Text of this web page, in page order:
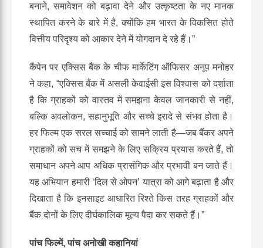
बनाने, समावेशन को बढ़ावा देने और उत्कृष्टता के नए मानक
स्थापित करने के बारे में है, क्योंकि हम भारत के विकसित होते
वित्तीय परिदृश्य को आकार देने में योगदान दे रहे हैं।”
कैंपेन पर एक्सिस बैंक के चीफ मार्केटिंग ऑफिसर अनूप मनोहर
ने कहा, “एक्सिस बैंक में असली केवाईसी इस विश्वास को दर्शाता
है कि ग्राहकों को वास्तव में समझना केवल जानकारी से नहीं,
बल्कि अवलोकन, सहानुभूति और सच्चे इरादे से संभव होता है।
हर फिल्म एक सरल सच्चाई को सामने लाती है—जब बैंकर अपने
ग्राहकों को सच में समझने के लिए सक्रिय प्रयास करते हैं, तो
समाधान अपने आप अधिक प्रासंगिक और प्रभावी बन जाते हैं।
यह अभियान हमारी ‘दिल से ओपन’ यात्रा को आगे बढ़ाता है और
दिखाता है कि इनसाइट आधारित रिश्ते किस तरह ग्राहकों और
बैंक दोनों के लिए दीर्घकालिक मूल्य पैदा कर सकते हैं।”
पांच फिल्में, पांच अनोखी कहानियां